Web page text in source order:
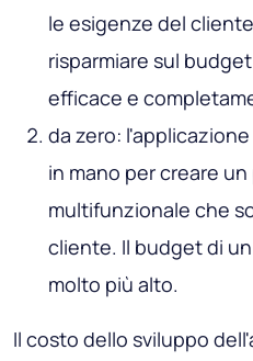
le esigenze del
risparmiare sul
efficace e
da zero:
in ​​mano per creare
multifunzionale che
cliente. Il budget di
molto più alto.
Il costo dello sviluppo